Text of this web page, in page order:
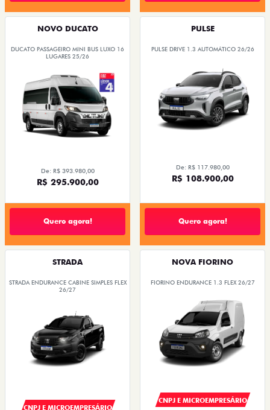
NOVO DUCATO
DUCATO PASSAGEIRO MINI BUS LUXO 16
LUGARES 25/26
De: R$ 393.980,00
R$ 295.900,00
Quero agora!
PULSE
PULSE DRIVE 1.3 AUTOMÁTICO 26/26
De: R$ 117.980,00
R$ 108.900,00
Quero agora!
STRADA
STRADA ENDURANCE CABINE SIMPLES FLEX
26/27
CNPJ E MICROEMPRESÁRIO
NOVA FIORINO
FIORINO ENDURANCE 1.3 FLEX 26/27
CNPJ E MICROEMPRESÁRIO